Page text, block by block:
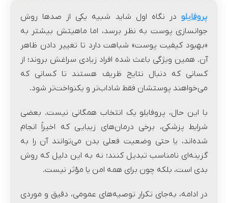
پروفایلو در نگاه اول شاید شبیه یکی از صدها روش
جوانسازی پوست به نظر برسد، اما ماهیتش بیشتر به
«بهبود کیفیت پوست» شباهت دارد تا تغییر دادن ظاهر
آن. همین ویژگی باعث شده افراد زیادی سراغش بروند؛ از
کسانی که دنبال نتایج ظریف هستند تا کسانی که
می‌خواهند پوستشان فقط شاداب‌تر و یکنواخت‌تر شود.
با این حال، پروفایلو یک انتخاب همگانی نیست. بعضی
شرایط پزشکی، برخی درمان‌های زیبایی که اخیراً انجام
شده‌اند، یا حتی وضعیت فعلی بدن می‌توانند آن را به
گزینه‌ای نامناسب تبدیل کنند؛ نه به این دلیل که روش
بدی است، بلکه چون برای همه امن یا مؤثر نیست.
در ادامه، به‌جای تکرار توصیه‌های عمومی، دقیق و موردی